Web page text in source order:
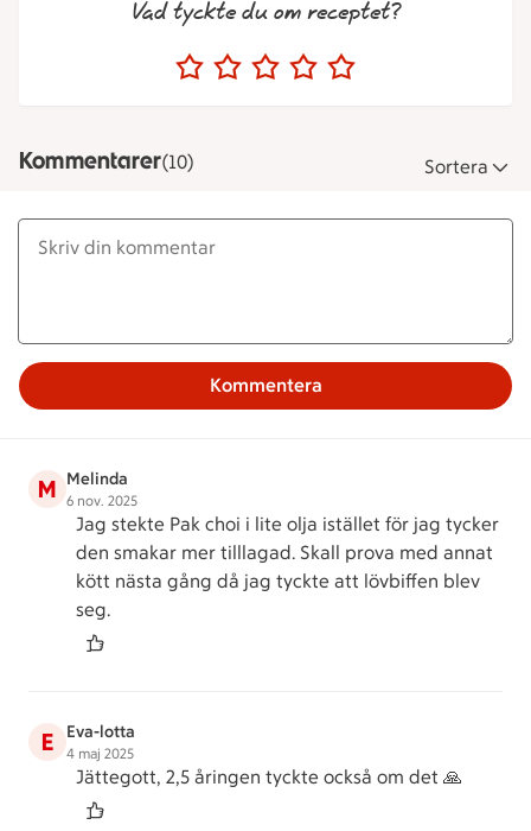
Vad tyckte du om receptet?
Kommentarer(10) Sortera
Kommentera
M Melinda
6 nov. 2025
Jag stekte Pak choi i lite olja istället för jag tycker
den smakar mer tilllagad. Skall prova med annat
kött nästa gång då jag tyckte att lövbiffen blev
seg.
E Eva-lotta
4 maj 2025
Jättegott, 2,5 åringen tyckte också om det 🙏